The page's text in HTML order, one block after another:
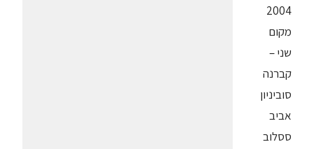
2004
מקום
שני –
קברנה
סוביניון
אביב
ססלוב